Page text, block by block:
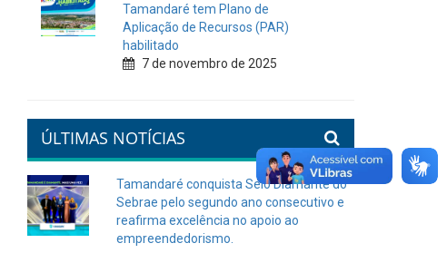
Tamandaré tem Plano de
Aplicação de Recursos (PAR)
habilitado
7 de novembro de 2025
ÚLTIMAS NOTÍCIAS
Tamandaré conquista Selo Diamante do
Sebrae pelo segundo ano consecutivo e
reafirma excelência no apoio ao
empreendedorismo.